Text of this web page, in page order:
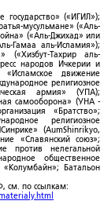
(«ИГИЛ»);
мусульмане» («Аль-
(«Аль-Джихад» или
Гамаа аль-Исламия»);
(«Хизбут-Тахрир аль-
народов Ичкерии и
«Исламское движение
религиозное
армия» (УПА);
самооборона» (УНА -
«Братство»;
религиозное
(AumShinrikyo,
«Славянский союз»;
против нелегальной
общественное
«Колумбайн»; Батальон
см. по ссылкам: